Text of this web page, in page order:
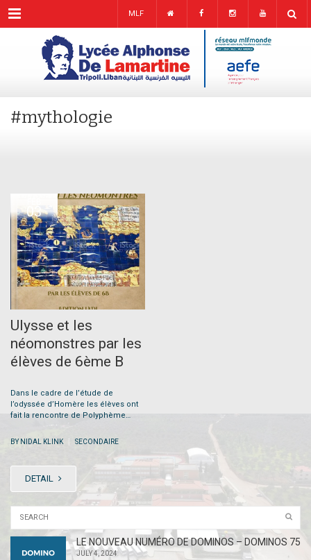
Menu MLF
#mythologie
03
Ulysse et les
néomonstres par les
élèves de 6ème B
Dans le cadre de l’étude de
l’odyssée d’Homère les élèves ont
fait la rencontre de Polyphème…
BY NIDAL KLINK SECONDAIRE
DETAIL
LE NOUVEAU NUMÉRO DE DOMINOS – DOMINOS 75
JULY 4, 2024